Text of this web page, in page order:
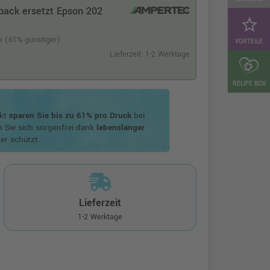
star_border
VORTEILE
RELIFE BOX
ersetzt Epson 202
(61% günstiger)
Lieferzeit: 1-2 Werktage
sparen Sie bis zu 61% pro Druck bei
Sie sich sorgenfrei dank lebenslanger
schützt.
Lieferzeit
1-2 Werktage